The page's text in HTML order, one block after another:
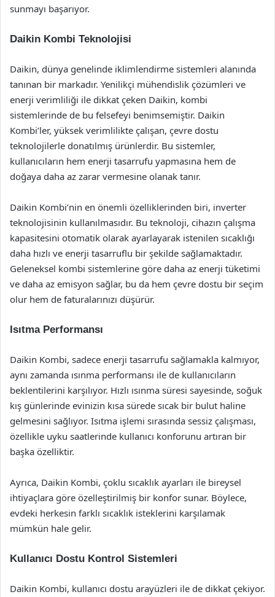
sunmayı başarıyor.
Daikin Kombi Teknolojisi
Daikin, dünya genelinde iklimlendirme sistemleri alanında
tanınan bir markadır. Yenilikçi mühendislik çözümleri ve
enerji verimliliği ile dikkat çeken Daikin, kombi
sistemlerinde de bu felsefeyi benimsemiştir. Daikin
Kombi’ler, yüksek verimlilikte çalışan, çevre dostu
teknolojilerle donatılmış ürünlerdir. Bu sistemler,
kullanıcıların hem enerji tasarrufu yapmasına hem de
doğaya daha az zarar vermesine olanak tanır.
Daikin Kombi’nin en önemli özelliklerinden biri, inverter
teknolojisinin kullanılmasıdır. Bu teknoloji, cihazın çalışma
kapasitesini otomatik olarak ayarlayarak istenilen sıcaklığı
daha hızlı ve enerji tasarruflu bir şekilde sağlamaktadır.
Geleneksel kombi sistemlerine göre daha az enerji tüketimi
ve daha az emisyon sağlar, bu da hem çevre dostu bir seçim
olur hem de faturalarınızı düşürür.
Isıtma Performansı
Daikin Kombi, sadece enerji tasarrufu sağlamakla kalmıyor,
aynı zamanda ısınma performansı ile de kullanıcıların
beklentilerini karşılıyor. Hızlı ısınma süresi sayesinde, soğuk
kış günlerinde evinizin kısa sürede sıcak bir bulut haline
gelmesini sağlıyor. Isıtma işlemi sırasında sessiz çalışması,
özellikle uyku saatlerinde kullanıcı konforunu artıran bir
başka özelliktir.
Ayrıca, Daikin Kombi, çoklu sıcaklık ayarları ile bireysel
ihtiyaçlara göre özelleştirilmiş bir konfor sunar. Böylece,
evdeki herkesin farklı sıcaklık isteklerini karşılamak
mümkün hale gelir.
Kullanıcı Dostu Kontrol Sistemleri
Daikin Kombi, kullanıcı dostu arayüzleri ile de dikkat çekiyor.